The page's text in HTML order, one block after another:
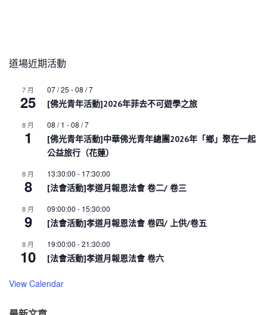
道場近期活動
7 月
25
07 / 25 -08 / 7
[佛光青年活動]2026年菲去不可遊學之旅
8 月
1
08 / 1 -08 / 7
[佛光青年活動]中華佛光青年總團2026年「鄉」聚在一起
公益旅行（花蓮）
8 月
8
13:30:00 - 17:30:00
[法會活動]孝道月報恩法會 卷二/ 卷三
8 月
9
09:00:00 - 15:30:00
[法會活動]孝道月報恩法會 卷四/ 上供/卷五
8 月
10
19:00:00 -21:30:00
[法會活動]孝道月報恩法會 卷六
View Calendar